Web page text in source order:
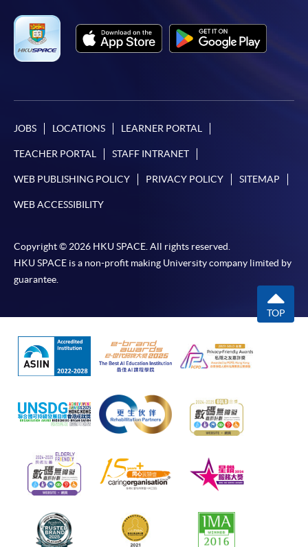
JOBS LOCATIONS LEARNER PORTAL
TEACHER PORTAL STAFF INTRANET
WEB PUBLISHING POLICY PRIVACY POLICY SITEMAP
WEB ACCESSIBILITY
Copyright © 2026 HKU SPACE. All rights reserved.
HKU SPACE is a non-profit making University company limited by
guarantee.
TOP